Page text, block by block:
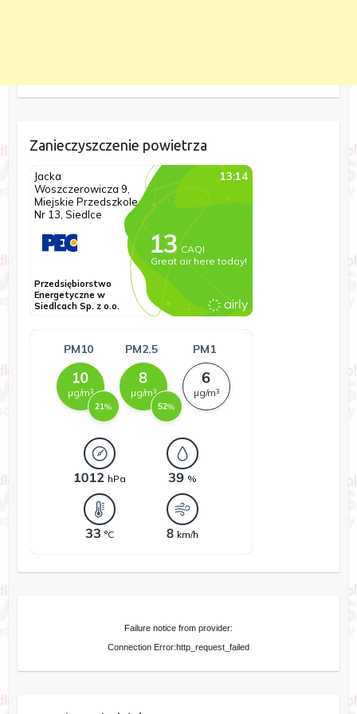
Zanieczyszczenie powietrza
Failure notice from provider:
Connection Error:http_request_failed